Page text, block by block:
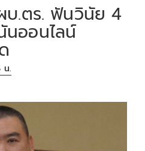
บ.ตร. ฟันวินัย 4
นออนไลน์
น.